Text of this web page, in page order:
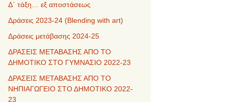
Δ΄ τάξη… εξ αποστάσεως
Δράσεις 2023-24 (Blending with art)
Δράσεις μετάβασης 2024-25
ΔΡΑΣΕΙΣ ΜΕΤΑΒΑΣΗΣ ΑΠΟ ΤΟ
ΔΗΜΟΤΙΚΟ ΣΤΟ ΓΥΜΝΑΣΙΟ 2022-23
ΔΡΑΣΕΙΣ ΜΕΤΑΒΑΣΗΣ ΑΠΟ ΤΟ
ΝΗΠΙΑΓΩΓΕΙΟ ΣΤΟ ΔΗΜΟΤΙΚΟ 2022-
23